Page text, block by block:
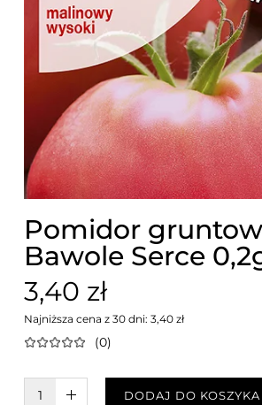
Pomidor
Bawole Serce
3,40 zł
Najniższa cena z 30 dni: 3,40 zł
(0)
W KOSZYKU :)DODAJ DO KOSZYKA